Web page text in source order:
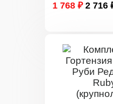
1 768 ₽ 2 716